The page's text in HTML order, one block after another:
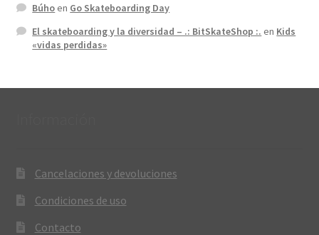
Búhoen Go Skateboarding Day
El skateboarding y la diversidad – .: BitSkateShop :. en Kids
«vidas perdidas»
Cancelaciones y devoluciones
Condiciones de uso
Contacto